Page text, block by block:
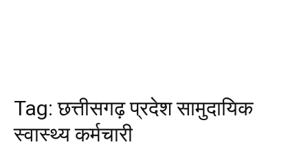
Tag:छत्तीसगढ़ प्रदेश सामुदायिक
स्वास्थ्य कर्मचारी